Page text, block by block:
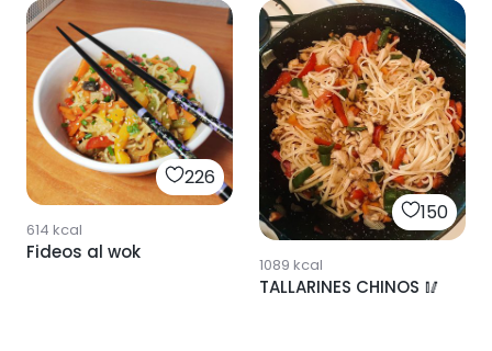
226
614 kcal
Fideos al wok
150
1089 kcal
TALLARINES CHINOS 🥢